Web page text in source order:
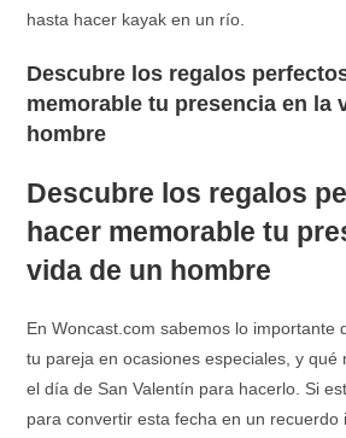
hasta hacer kayak en un río.
Descubre los regalos
memorable tu presencia en la
hombre
Descubre los regalos
hacer memorable tu
vida de un hombre
En Woncast.com sabemos lo importante
tu pareja en ocasiones especiales, y qué
el día de San Valentín para hacerlo. Si
para convertir esta fecha en un recuerdo